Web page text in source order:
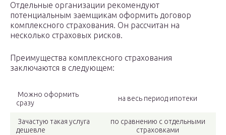
Отдельные организации рекомендуют
потенциальным заемщикам оформить договор
комплексного страхования. Он рассчитан на
несколько страховых рисков.
Преимущества комплексного страхования
заключаются в следующем:
Можно оформить
сразу
на весь период ипотеки
Зачастую такая услуга
дешевле
по сравнению с отдельными
страховками